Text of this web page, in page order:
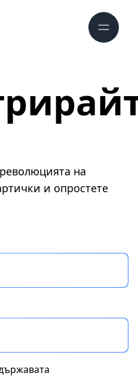
на
и опростете